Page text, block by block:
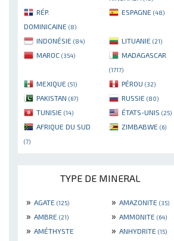
RÉP.
DOMINICAINE (8)
ESPAGNE (48)
INDONÉSIE (84) LITUANIE (21)
MAROC (354) MADAGASCAR
(1717)
MEXIQUE (51) PÉROU (32)
PAKISTAN (67) RUSSIE (80)
TUNISIE (14) ÉTATS-UNIS (25)
AFRIQUE DU SUD
(7)
ZIMBABWE (6)
TYPE DE MINERAL
» AGATE (125) » AMAZONITE (35)
» AMBRE (21) » AMMONITE (64)
» AMÉTHYSTE » ANHYDRITE (15)